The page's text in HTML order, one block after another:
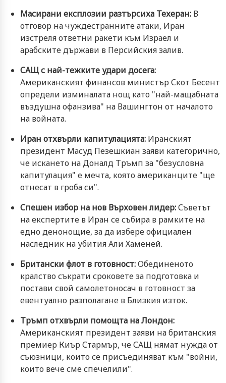
Масирани експлозии разтърсиха Техеран: В
отговор на чуждестранните атаки, Иран
изстреля ответни ракети към Израел и
арабските държави в Персийския залив.
САЩ с най-тежките удари досега:
Американският финансов министър Скот Бесент
определи изминалата нощ като "най-мащабната
въздушна офанзива" на Вашингтон от началото
на войната.
Иран отхвърли капитулацията: Иранският
президент Масуд Пезешкиан заяви категорично,
че искането на Доналд Тръмп за "безусловна
капитулация" е мечта, която американците "ще
отнесат в гроба си".
Спешен избор на нов Върховен лидер:Съветът
на експертите в Иран се събира в рамките на
едно денонощие, за да избере официален
наследник на убития Али Хаменей.
Британски флот в готовност:Обединеното
кралство съкрати сроковете за подготовка и
постави свой самолетоносач в готовност за
евентуално разполагане в Близкия изток.
Тръмп отхвърли помощта на Лондон:
Американският президент заяви на британския
премиер Киър Стармър, че САЩ нямат нужда от
съюзници, които се присъединяват към "войни,
които вече сме спечелили".